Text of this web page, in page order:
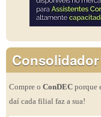
Consolidador
Compre o ConDEC porque
daí cada filial faz a sua!